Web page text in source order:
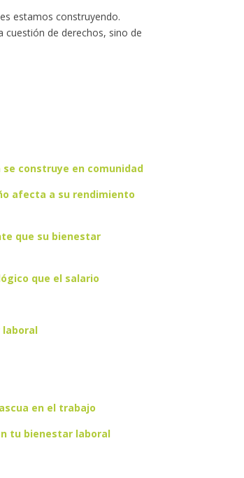
estamos construyendo.
cuestión de derechos, sino de
construye en comunidad
afecta a su rendimiento
que su bienestar
que el salario
laboral
en el trabajo
tu bienestar laboral